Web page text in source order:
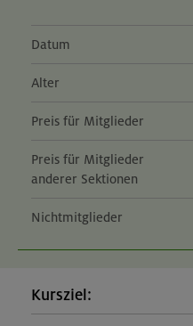
Datum
Alter
Preis für Mitglieder
Preis für Mitglieder
anderer Sektionen
Nichtmitglieder
Kursziel: